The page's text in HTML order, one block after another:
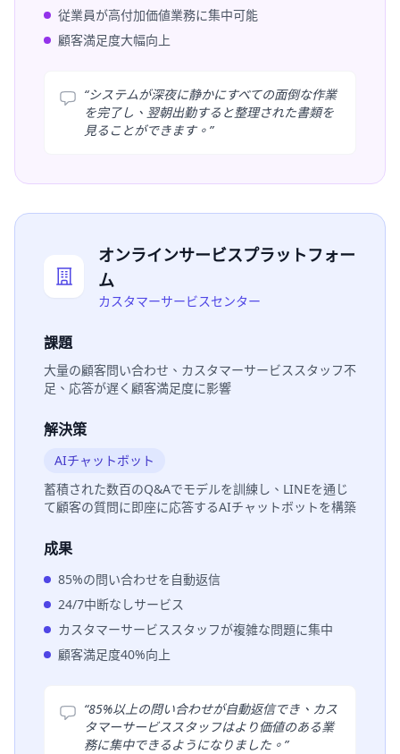
従業員が高付加価値業務に集中可能
顧客満足度大幅向上
“システムが深夜に静かにすべての面倒な作業
を完了し、翌朝出勤すると整理された書類を
見ることができます。 ”
オンラインサービスプラットフォー
ム
カスタマーサービスセンター
課題
大量の顧客問い合わせ、カスタマーサービススタッフ不
足、応答が遅く顧客満足度に影響
解決策
AIチャットボット
蓄積された数百のQ&Aでモデルを訓練し、LINEを通じ
て顧客の質問に即座に応答するAIチャットボットを構築
成果
85%の問い合わせを自動返信
24/7中断なしサービス
カスタマーサービススタッフが複雑な問題に集中
顧客満足度40%向上
“85%以上の問い合わせが自動返信でき、カス
タマーサービススタッフはより価値のある業
務に集中できるようになりました。 ”